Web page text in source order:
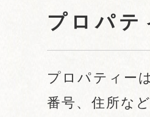
プロパテ
プロパティー
番号、住所な